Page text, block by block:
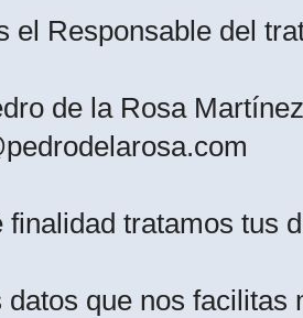
el Responsable del
de la Rosa Martínez
finalidad tratamos tus
que nos